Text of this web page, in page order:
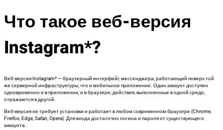
Что такое веб-версия
Instagram*?
Веб-версия Instagram* — браузерный интерфейс мессенджера, работающий поверх той
же серверной инфраструктуры, что и мобильное приложение. Один аккаунт доступен
одновременно и в приложении, и в браузере; действия, выполненные в одной среде,
отражаются в другой.
Веб-версия не требует установки и работает в любом современном браузере (Chrome,
Firefox, Edge, Safari, Opera). Для входа достаточно логина и пароля от существующего
аккаунта.